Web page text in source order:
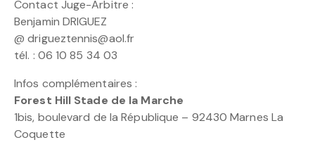
Contact Juge-Arbitre :
Benjamin DRIGUEZ
@ drigueztennis@aol.fr
tél. : 06 10 85 34 03
Infos complémentaires :
Forest Hill Stade de la Marche
1bis, boulevard de la République – 92430 Marnes La
Coquette